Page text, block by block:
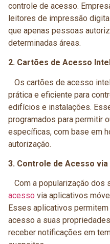
controle de acesso.
leitores de impressão
que apenas pessoas
determinadas áreas.
2. Cartões de Acesso
Os cartões de acesso
prática e eficiente para
edifícios e instalações.
programados para permitir
específicas, com base em
autorização.
3. Controle de Acesso
Com a popularização dos
acesso via aplicativos
Esses aplicativos
acesso a suas
receber notificações em